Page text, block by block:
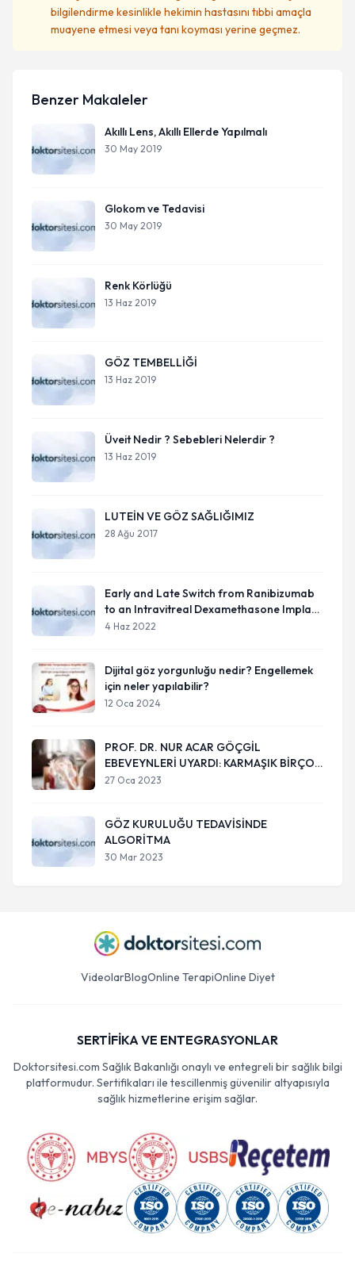
bilgilendirme kesinlikle hekimin hastasını tıbbi amaçla
muayene etmesi veya tanı koyması yerine geçmez.
Benzer Makaleler
Akıllı Lens, Akıllı Ellerde Yapılmalı
30 May 2019
Glokom ve Tedavisi
30 May 2019
Renk Körlüğü
13 Haz 2019
GÖZ TEMBELLİĞİ
13 Haz 2019
Üveit Nedir ? Sebebleri Nelerdir ?
13 Haz 2019
LUTEİN VE GÖZ SAĞLIĞIMIZ
28 Ağu 2017
Early and Late Switch from Ranibizumab
to an Intravitreal Dexamethasone Implant
in Patients with Diabetic Macular Edema in
4 Haz 2022
Dijital göz yorgunluğu nedir? Engellemek
için neler yapılabilir?
12 Oca 2024
PROF. DR. NUR ACAR GÖÇGİL
EBEVEYNLERİ UYARDI: KARMAŞIK BİRÇOK
HASTALIĞA NEDEN OLABİLİR
27 Oca 2023
GÖZ KURULUĞU TEDAVİSİNDE
ALGORİTMA
30 Mar 2023
VideolarBlogOnline TerapiOnline Diyet
SERTİFİKA VE ENTEGRASYONLAR
Doktorsitesi.com Sağlık Bakanlığı onaylı ve entegreli bir sağlık bilgi
platformudur. Sertifikaları ile tescillenmiş güvenilir altyapısıyla
sağlık hizmetlerine erişim sağlar.